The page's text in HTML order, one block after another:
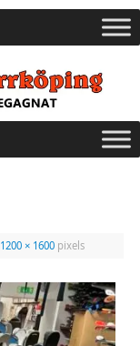
1200 × 1600pixels